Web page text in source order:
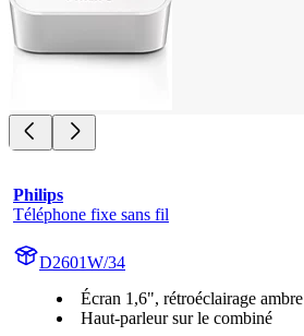
Philips
Téléphone fixe sans fil
D2601W/34
Écran 1,6", rétroéclairage ambre
Haut-parleur sur le combiné